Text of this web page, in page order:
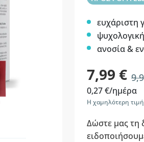
ευχάριστη
ανοσία &
7,99 €
0,27 €/ημέρα
Η χαμηλότερη
Δώστε μας τη